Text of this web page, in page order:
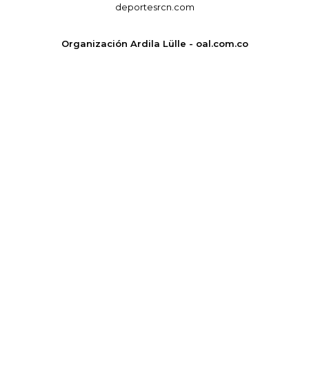
deportesrcn.com
Organización Ardila Lülle - oal.com.co